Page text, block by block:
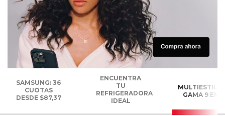
SAMSUNG: 36
CUOTAS
DESDE $87,37
ENCUENTRA
TU
REFRIGERADORA
IDEAL
GAMA 9 EN 1